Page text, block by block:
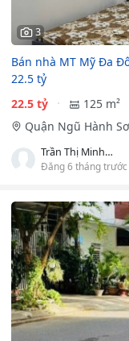
3
Bán nhà MT Mỹ Đa
22.5 tỷ
22.5 tỷ
125 m²
Quận Ngũ Hành
Trần Thị Minh Thương
Đăng 6 tháng trước